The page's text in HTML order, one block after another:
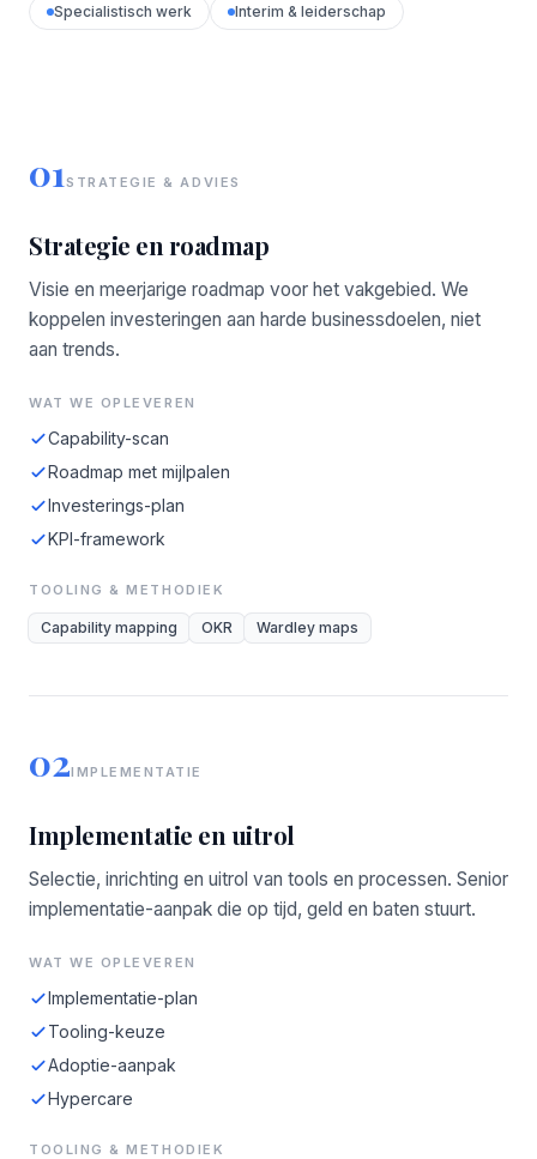
Specialistisch werk
Interim & leiderschap
01STRATEGIE & ADVIES
Strategie en roadmap
Visie en meerjarige roadmap voor het vakgebied. We
koppelen investeringen aan harde businessdoelen, niet
aan trends.
WAT WE OPLEVEREN
Capability-scan
Roadmap met mijlpalen
Investerings-plan
KPI-framework
TOOLING & METHODIEK
Capability mapping OKR Wardley maps
02IMPLEMENTATIE
Implementatie en uitrol
Selectie, inrichting en uitrol van tools en processen. Senior
implementatie-aanpak die op tijd, geld en baten stuurt.
WAT WE OPLEVEREN
Implementatie-plan
Tooling-keuze
Adoptie-aanpak
Hypercare
TOOLING & METHODIEK